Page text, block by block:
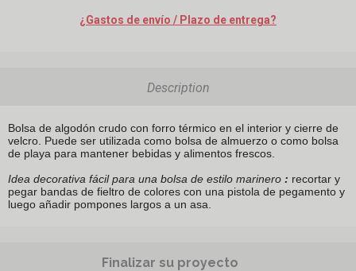
¿Gastos de envío / Plazo de entrega?
Description
Bolsa de algodón crudo con forro térmico en el interior y cierre de
velcro. Puede ser utilizada como bolsa de almuerzo o como bolsa
de playa para mantener bebidas y alimentos frescos.
Idea decorativa fácil para una bolsa de estilo marinero : recortar y
pegar bandas de fieltro de colores con una pistola de pegamento y
luego añadir pompones largos a un asa.
Finalizar su proyecto